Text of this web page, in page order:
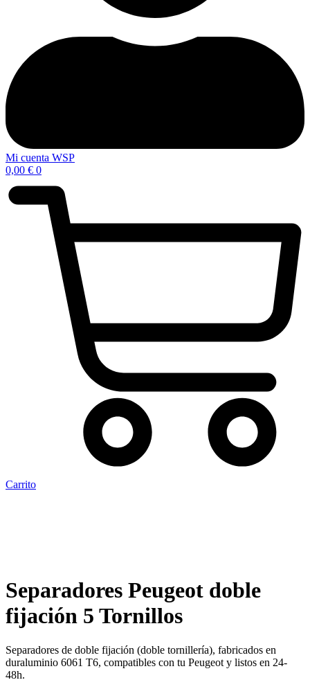
Mi cuenta WSP
0,00 € 0
Carrito
Separadores Peugeot doble
fijación 5 Tornillos
Separadores de doble fijación (doble tornillería), fabricados en
duraluminio 6061 T6, compatibles con tu Peugeot y listos en 24-
48h.